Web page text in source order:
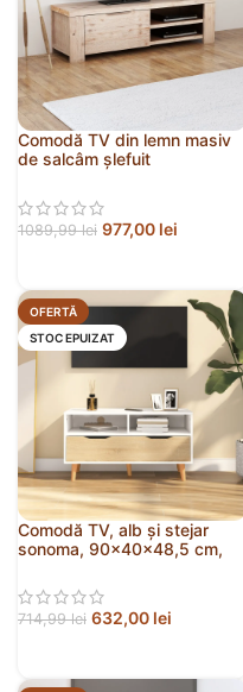
Comodă TV din lemn masiv
de salcâm șlefuit
1089,99lei 977,00 lei
OFERTĂ
STOC EPUIZAT
Comodă TV, alb și stejar
sonoma, 90x40x48,5 cm,
714,99lei 632,00 lei